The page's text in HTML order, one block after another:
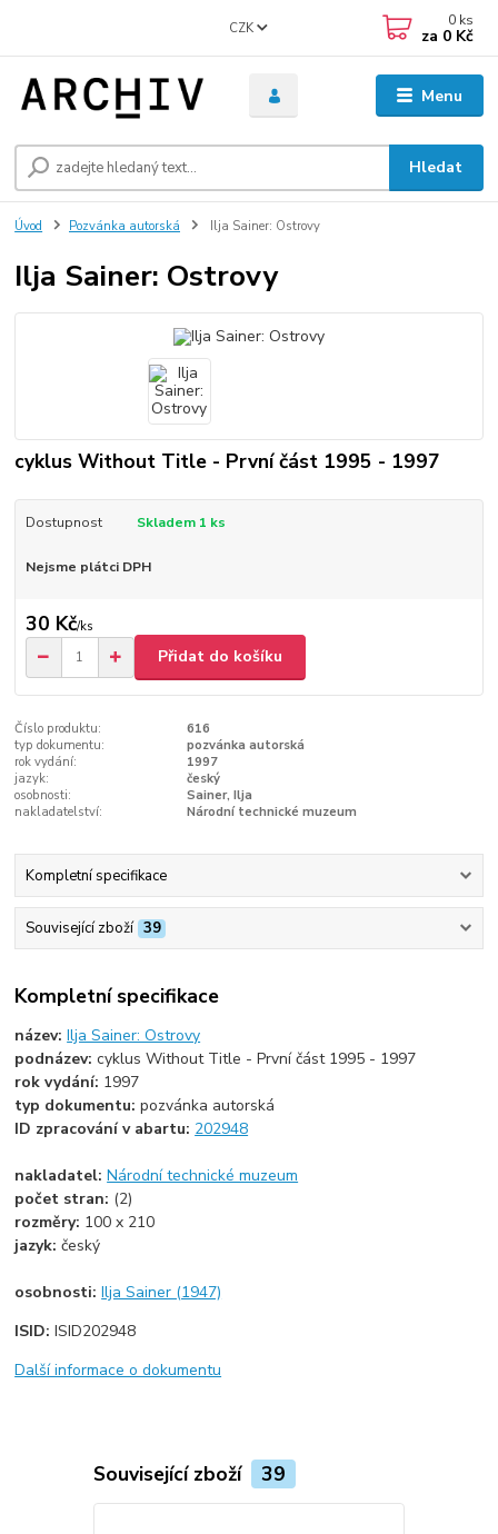
Menu
CZK
Hledat
0 ks
za 0 Kč
Úvod Pozvánka autorská Ilja Sainer: Ostrovy
Ilja Sainer: Ostrovy
cyklus Without Title - První část 1995 - 1997
Dostupnost Skladem 1 ks
Nejsme plátci DPH
30 Kč/ks
Přidat do košíku
Číslo produktu:
616
typ dokumentu:
pozvánka autorská
rok vydání:
1997
jazyk:
český
osobnosti:
Sainer, Ilja
nakladatelství:
Národní technické muzeum
Kompletní specifikace
Související zboží 39
Kompletní specifikace
název:Ilja Sainer: Ostrovy
podnázev:cyklus Without Title - První část 1995 - 1997
rok vydání: 1997
typ dokumentu:pozvánka autorská
ID zpracování v abartu: 202948
nakladatel:Národní technické muzeum
počet stran: (2)
rozměry: 100 x 210
jazyk:český
osobnosti:Ilja Sainer (1947)
ISID:ISID202948
Další informace o dokumentu
Související zboží 39